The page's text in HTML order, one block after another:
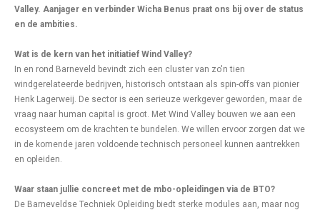
Valley. Aanjager en verbinder Wicha Benus praat ons bij over de status
en de ambities.
Wat is de kern van het initiatief Wind Valley?
In en rond Barneveld bevindt zich een cluster van zo'n tien
windgerelateerde bedrijven, historisch ontstaan als spin-offs van pionier
Henk Lagerweij. De sector is een serieuze werkgever geworden, maar de
vraag naar human capital is groot. Met Wind Valley bouwen we aan een
ecosysteem om de krachten te bundelen. We willen ervoor zorgen dat we
in de komende jaren voldoende technisch personeel kunnen aantrekken
en opleiden.
Waar staan jullie concreet met de mbo-opleidingen via de BTO?
De Barneveldse Techniek Opleiding biedt sterke modules aan, maar nog